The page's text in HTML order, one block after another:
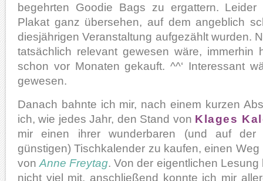
begehrten Goodie Bags zu ergattern.
Plakat ganz übersehen, auf dem angeblich
diesjährigen Veranstaltung aufgezählt wurden.
tatsächlich relevant gewesen wäre, immerhin
schon vor Monaten gekauft. ^^‘ Interessant
gewesen.
Danach bahnte ich mir, nach einem kurzen
ich, wie jedes Jahr, den Stand von Klages
mir einen ihrer wunderbaren (und auf der
günstigen) Tischkalender zu kaufen, einen
vonAnne Freytag. Von der eigentlichen
nicht viel mit, anschließend konnte ich mir